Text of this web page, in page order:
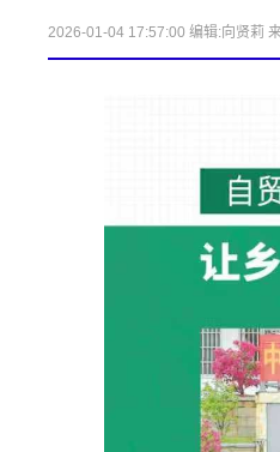
2026-01-04 17:57:00 编辑:向贤莉